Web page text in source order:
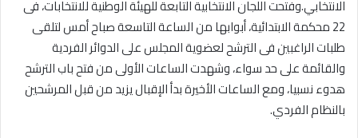
الانتخابي.وفتحت اللجان الانتخابية التابعة للهيئة الوطنية للانتخابات، فى
22 محكمة الابتدائية، أبوابها من الساعة التاسعة صباح أمس لتلقى
طلبات الراغبين فى الترشح لعضوية المجلس على الدوائر الفردية
والقائمة على حد سواء، وشهدت الساعات الأولى من فتح باب الترشح
هدوء نسبيا، ومع الساعات الأخيرة بدأ الإقبال يزيد من قبل المرشحين
بالنظام الفردي.